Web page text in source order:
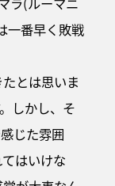
一番早く敗戦
とは思いま
しかし、そ
じた雰囲
はいけな